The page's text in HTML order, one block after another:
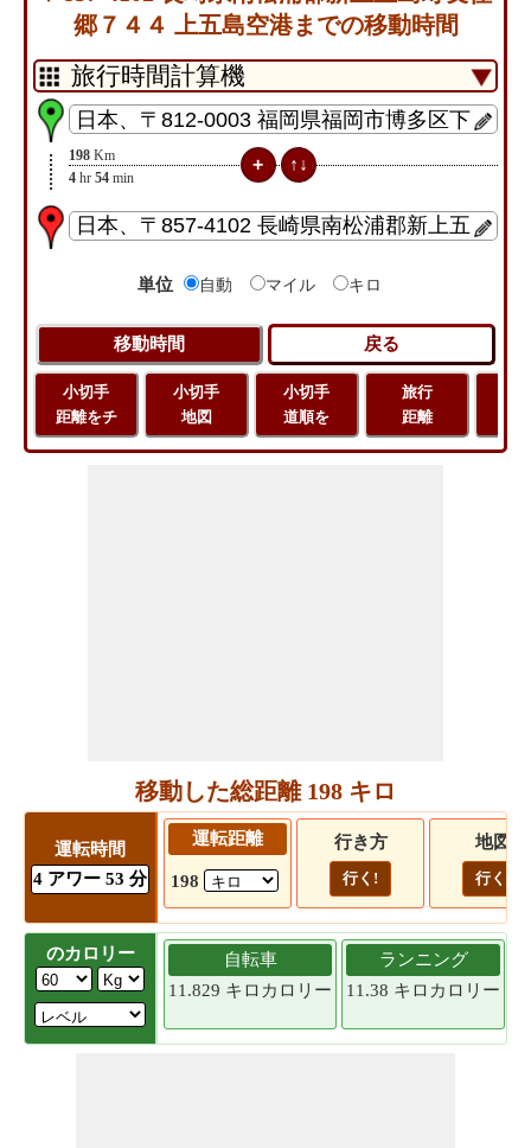
郷７４４ 上五島空港までの移動時間
198 Km
4 hr 54 min
単位 自動 マイル キロ
小切手
距離をチ
小切手
地図
小切手
道順を
旅行
距離
移動した総距離 198 キロ
運転時間
4 アワー 53 分
運転距離
198
行き方
行く!
地図
行く!
のカロリー
自転車
11.829 キロカロリー
ランニング
11.38 キロカロリー